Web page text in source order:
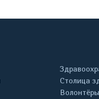
Столица
Волонтёры